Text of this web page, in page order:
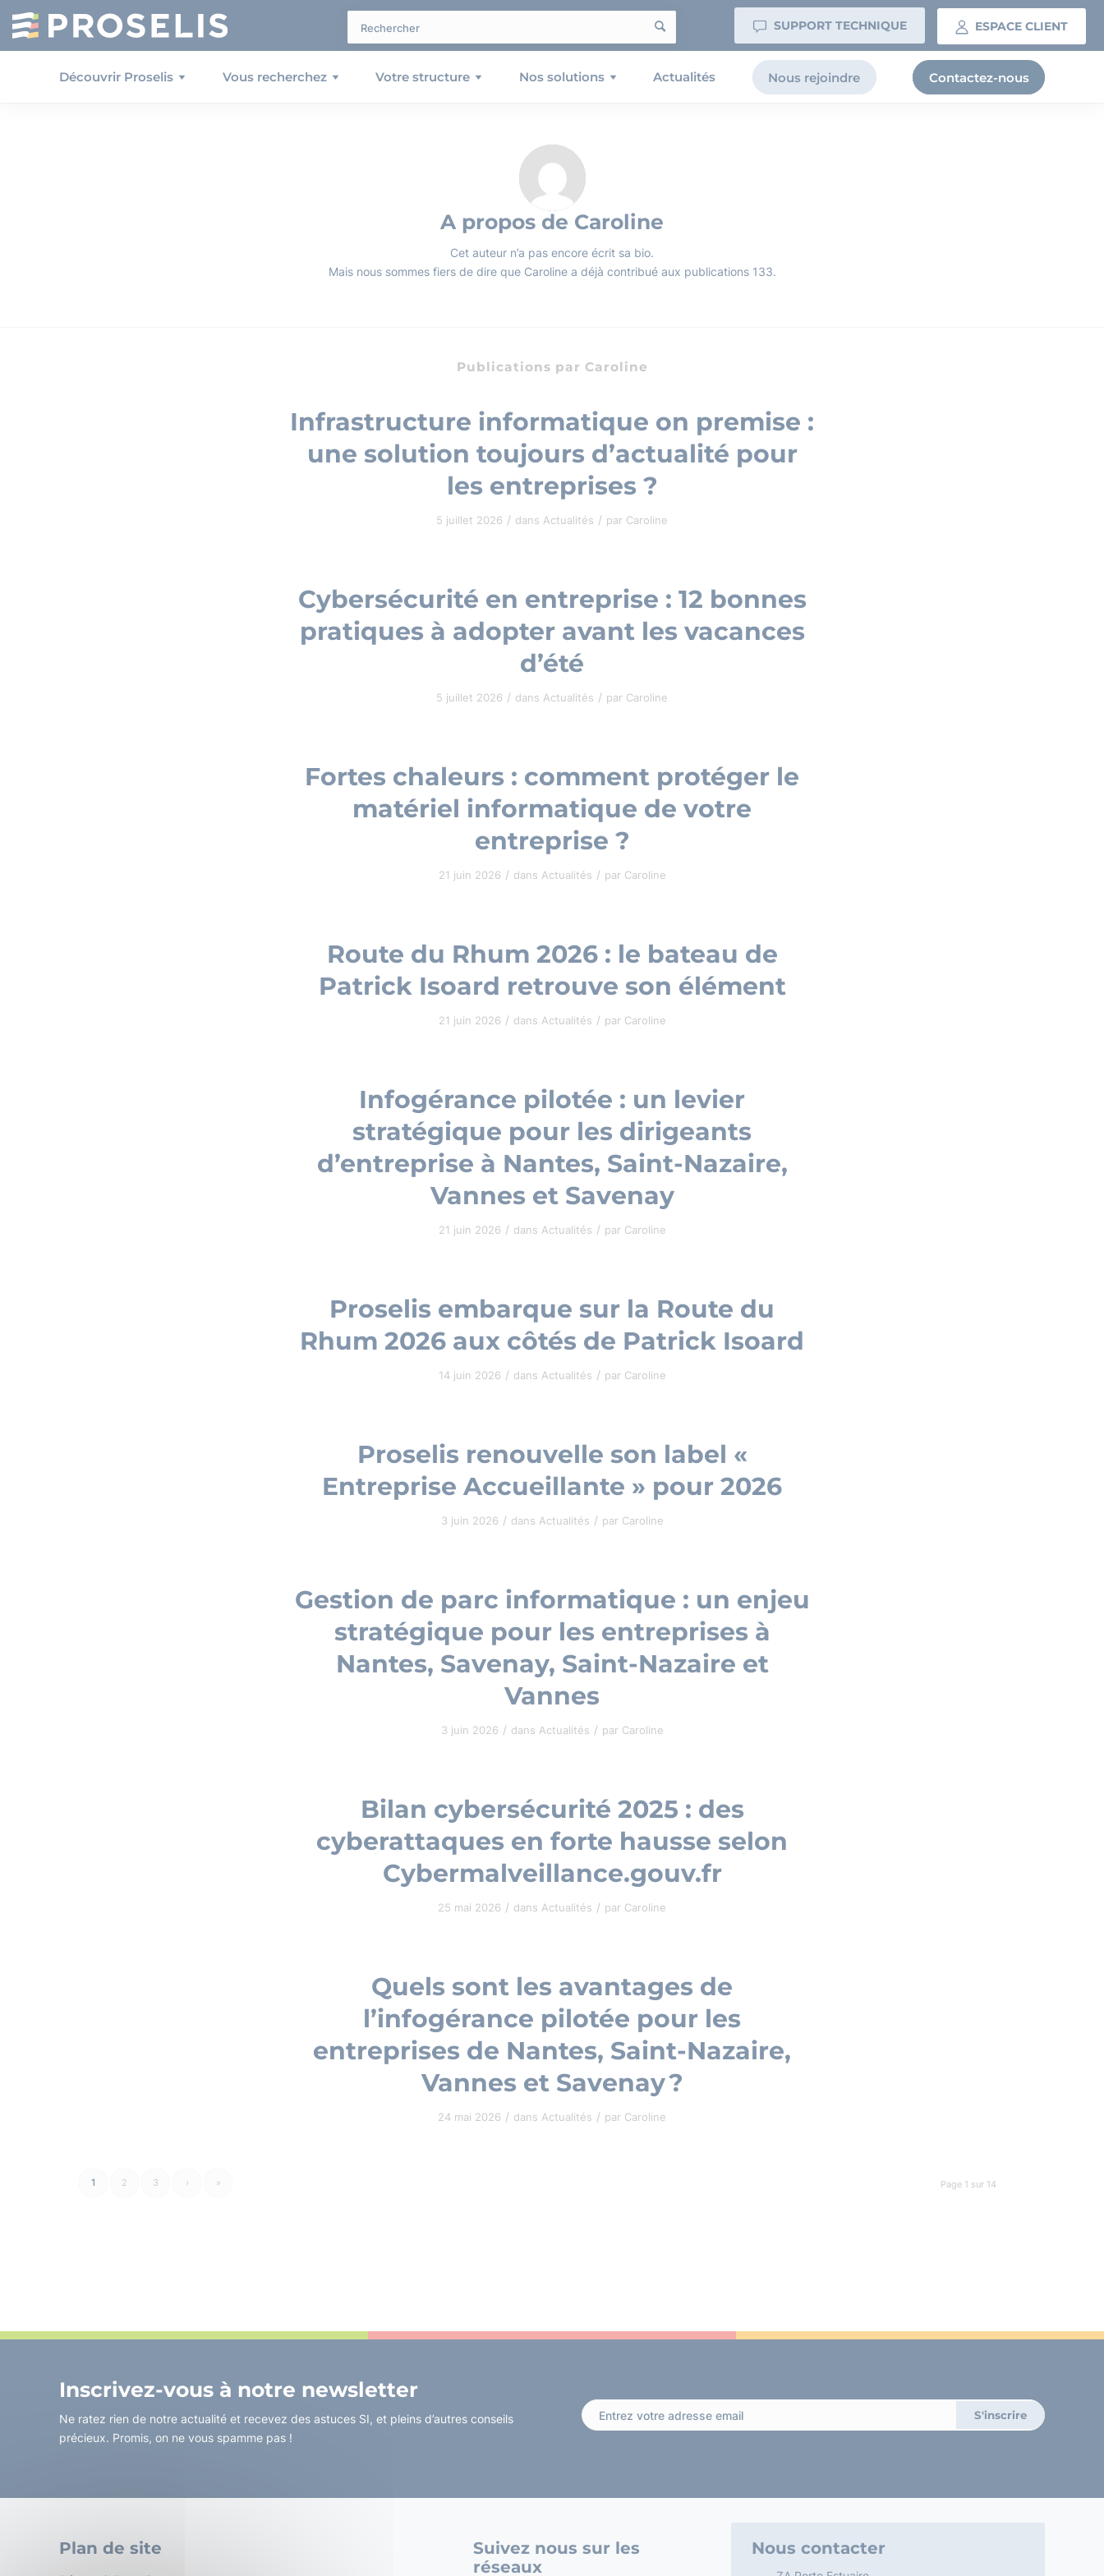
SUPPORT TECHNIQUE ESPACE CLIENT
Découvrir Proselis Vous recherchez Votre structure Nos solutions Actualités Nous rejoindre Contactez-nous
A propos de Caroline
Cet auteur n’a pas encore écrit sa bio.
Mais nous sommes fiers de dire que Carolinea déjà contribué aux publications 133.
Publications par Caroline
Infrastructure informatique on premise :
une solution toujours d’actualité pour
les entreprises ?
5 juillet 2026 / dans Actualités / par Caroline
Cybersécurité en entreprise : 12 bonnes
pratiques à adopter avant les vacances
d’été
5 juillet 2026 / dans Actualités / par Caroline
Fortes chaleurs : comment protéger le
matériel informatique de votre
entreprise ?
21 juin 2026 / dans Actualités / par Caroline
Route du Rhum 2026 : le bateau de
Patrick Isoard retrouve son élément
21 juin 2026 / dans Actualités / par Caroline
Infogérance pilotée : un levier
stratégique pour les dirigeants
d’entreprise à Nantes, Saint-Nazaire,
Vannes et Savenay
21 juin 2026 / dans Actualités / par Caroline
Proselis embarque sur la Route du
Rhum 2026 aux côtés de Patrick Isoard
14 juin 2026 / dans Actualités / par Caroline
Proselis renouvelle son label «
Entreprise Accueillante » pour 2026
3 juin 2026 / dans Actualités / par Caroline
Gestion de parc informatique : un enjeu
stratégique pour les entreprises à
Nantes, Savenay, Saint-Nazaire et
Vannes
3 juin 2026 / dans Actualités / par Caroline
Bilan cybersécurité 2025 : des
cyberattaques en forte hausse selon
Cybermalveillance.gouv.fr
25 mai 2026 / dans Actualités / par Caroline
Quels sont les avantages de
l’infogérance pilotée pour les
entreprises de Nantes, Saint-Nazaire,
Vannes et Savenay ?
24 mai 2026 / dans Actualités / par Caroline
Page 1 sur 14
1 2 3 › »
Inscrivez-vous à notre newsletter
Ne ratez rien de notre actualité et recevez des astuces SI, et pleins d’autres conseils
précieux. Promis, on ne vous spamme pas !
Plan de site
Suivez nous sur les
réseaux
Nous contacter